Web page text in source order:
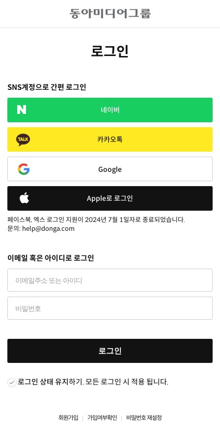
로그인
SNS계정으로 간편 로그인
네이버
카카오톡
Google
Apple로 로그인
페이스북, 엑스 로그인 지원이 2024년 7월 1일자로 종료되었습니다.
문의: help@donga.com
이메일 혹은 아이디로 로그인
로그인
로그인 상태 유지하기. 모든 로그인 시 적용 됩니다.
회원가입 가입여부확인 비밀번호 재설정